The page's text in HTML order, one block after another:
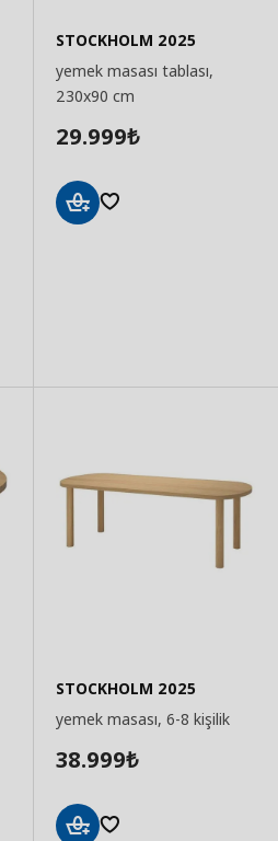
STOCKHOLM 2025
yemek masası tablası,
230x90 cm
29.999₺
STOCKHOLM 2025
yemek masası, 6-8 kişilik
38.999₺